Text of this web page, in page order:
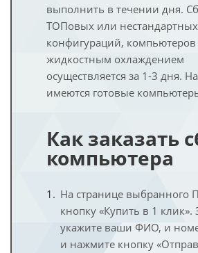
выполнить в течении дня.
ТОПовых или нестандартных
конфигураций, компьютеров
жидкостным охлаждением
осуществляется за 1-3 дня.
имеются готовые
Как заказать
компьютера
На странице выбранного
кнопку «Купить в 1 клик».
укажите ваши ФИО, и
и нажмите кнопку